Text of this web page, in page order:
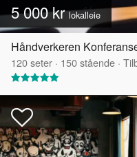
5 000 krlokalleie
Håndverkeren
120seter · 150stående ·